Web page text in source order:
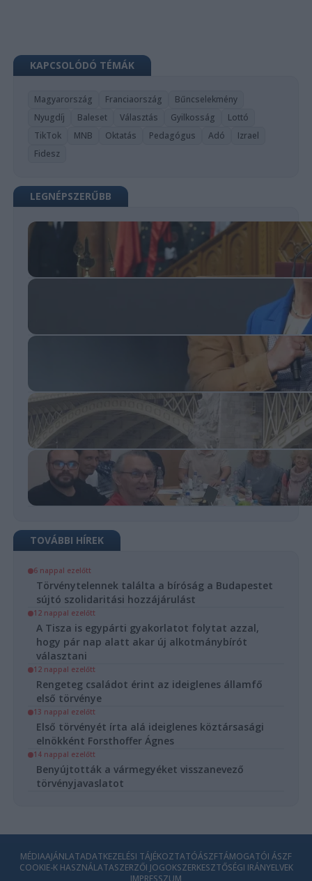
KAPCSOLÓDÓ TÉMÁK
Magyarország Franciaország
Bűncselekmény
Nyugdíj
Baleset Választás Gyilkosság
Lottó
TikTok
MNB Oktatás Pedagógus Adó
Izrael
Fidesz
LEGNÉPSZERŰBB
TOVÁBBI HÍREK
6 nappal ezelőtt
Törvénytelennek találta a bíróság a Budapestet
sújtó szolidaritási hozzájárulást
12 nappal ezelőtt
A Tisza is egypárti gyakorlatot folytat azzal,
hogy pár nap alatt akar új alkotmánybírót
választani
12 nappal ezelőtt
Rengeteg családot érint az ideiglenes államfő
első törvénye
13 nappal ezelőtt
Első törvényét írta alá ideiglenes köztársasági
elnökként Forsthoffer Ágnes
14 nappal ezelőtt
Benyújtották a vármegyéket visszanevező
törvényjavaslatot
MÉDIAAJÁNLATADATKEZELÉSI TÁJÉKOZTATÓÁSZFTÁMOGATÓI ÁSZF
COOKIE-K HASZNÁLATASZERZŐI JOGOKSZERKESZTŐSÉGI IRÁNYELVEK